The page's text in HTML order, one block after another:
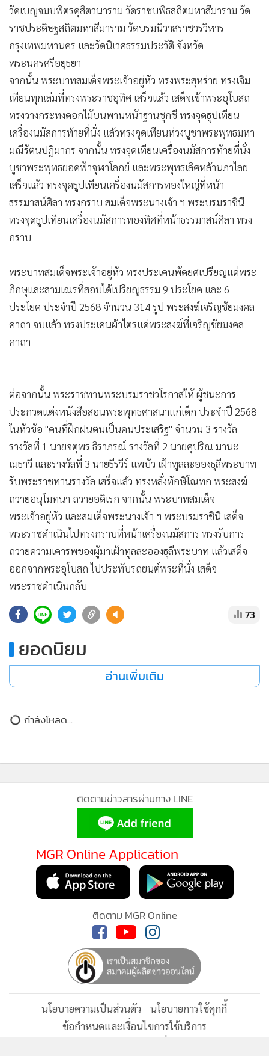
• วิทยาศาสตร์
• SMEs
• หุ้น
• อินโดจีน
• กองทุนรวม
• Celeb Online
• Factcheck
• ญี่ปุ่น
• News1
• Gotomanager
วัดเบญจมบพิตรดุสิตวนาราม วัดราชบพิธสถิตมหาสีมาราม วัด
ราชประดิษฐสถิตมหาสีมาราม วัดบรมนิวาสราชวรวิหาร
กรุงเทพมหานคร และวัดนิเวศธรรมประวัติ จังหวัด
พระนครศรีอยุธยา
จากนั้น พระบาทสมเด็จพระเจ้าอยู่หัว ทรงพระสุหร่าย ทรงเจิม
เทียนทุกเล่มที่ทรงพระราชอุทิศ เสร็จแล้ว เสด็จเข้าพระอุโบสถ
ทรงวางกระทงดอกไม้บนพานหน้าฐานชุกชี ทรงจุดธูปเทียน
เครื่องนมัสการท้ายที่นั่ง แล้วทรงจุดเทียนห่วงบูชาพระพุทธมหา
มณีรัตนปฏิมากร จากนั้น ทรงจุดเทียนเครื่องนมัสการท้ายที่นั่ง
บูชาพระพุทธยอดฟ้าจุฬาโลกย์ และพระพุทธเลิศหล้านภาไลย
เสร็จแล้ว ทรงจุดธูปเทียนเครื่องนมัสการทองใหญ่ที่หน้า
ธรรมาสน์ศิลา ทรงกราบ สมเด็จพระนางเจ้า ฯ พระบรมราชินี
ทรงจุดธูปเทียนเครื่องนมัสการทองทิศที่หน้าธรรมาสน์ศิลา ทรง
กราบ
พระบาทสมเด็จพระเจ้าอยู่หัว ทรงประเคนพัดยศเปรียญแด่พระ
ภิกษุและสามเณรที่สอบได้เปรียญธรรม 9 ประโยค และ 6
ประโยค ประจำปี 2568 จำนวน 314 รูป พระสงฆ์เจริญชัยมงคล
คาถา จบแล้ว ทรงประเคนผ้าไตรแด่พระสงฆ์ที่เจริญชัยมงคล
คาถา
ต่อจากนั้น พระราชทานพระบรมราชวโรกาสให้ ผู้ชนะการ
ประกวดแต่งหนังสือสอนพระพุทธศาสนาแก่เด็ก ประจำปี 2568
ในหัวข้อ "คนที่ฝึกฝนตนเป็นคนประเสริฐ" จำนวน 3 รางวัล
รางวัลที่ 1 นายจตุพร ธิราภรณ์ รางวัลที่ 2 นายศุปริณ มานะ
เมธาวี และรางวัลที่ 3 นายธีรวีร์ แพบัว เฝ้าทูลละอองธุลีพระบาท
รับพระราชทานรางวัล เสร็จแล้ว ทรงหลั่งทักษิโณทก พระสงฆ์
ถวายอนุโมทนา ถวายอดิเรก จากนั้น พระบาทสมเด็จ
พระเจ้าอยู่หัว และสมเด็จพระนางเจ้า ฯ พระบรมราชินี เสด็จ
พระราชดำเนินไปทรงกราบที่หน้าเครื่องนมัสการ ทรงรับการ
ถวายความเคารพของผู้มาเฝ้าทูลละอองธุลีพระบาท แล้วเสด็จ
ออกจากพระอุโบสถ ไปประทับรถยนต์พระที่นั่ง เสด็จ
พระราชดำเนินกลับ
73
ยอดนิยม
อ่านเพิ่มเติม
ข่าวที่เกี่ยวข้อง
ในหลวง-พระราชินี เสด็จฯ ไปในการ
ตั้งเปรียญแก่พระภิกษุและสามเณร
เนื่องในพระราชพิธีวิสาขบูชา
ในหลวง-พระราชินี ทรงเวียนเทียน
เนื่องในการบำเพ็ญพระราชกุศล วัน
วิสาขบูชา พุทธศักราช 2568